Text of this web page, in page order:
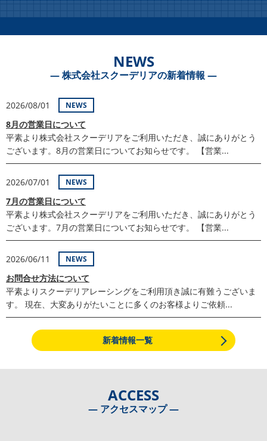
NEWS
― 株式会社スクーデリアの新着情報 ―
2026/08/01 NEWS
8月の営業日について
平素より株式会社スクーデリアをご利用いただき、誠にありがとう
ございます。8月の営業日についてお知らせです。 【営業...
2026/07/01 NEWS
7月の営業日について
平素より株式会社スクーデリアをご利用いただき、誠にありがとう
ございます。7月の営業日についてお知らせです。 【営業...
2026/06/11 NEWS
お問合せ方法について
平素よりスクーデリアレーシングをご利用頂き誠に有難うございま
す。 現在、大変ありがたいことに多くのお客様よりご依頼...
新着情報一覧
ACCESS
― アクセスマップ ―